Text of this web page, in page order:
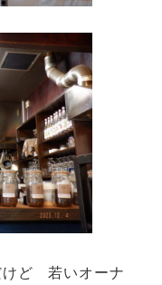
けど 若いオーナ